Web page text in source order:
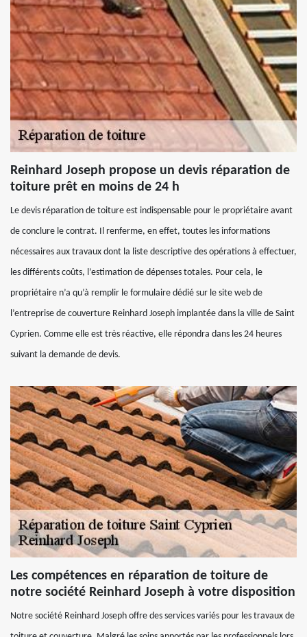
Reinhard Joseph propose un devis réparation de
toiture prêt en moins de 24 h
Le devis réparation de toiture est indispensable pour le propriétaire avant
de conclure le contrat. Il renferme, en effet, toutes les informations
nécessaires aux travaux dont la liste descriptive des opérations à effectuer,
les différents coûts, l’estimation de dépenses totales. Pour cela, le
propriétaire n’a qu’à remplir le formulaire dédié sur le site web de
l’entreprise de couverture Reinhard Joseph implantée dans la ville de Saint
Cyprien. Comme elle est très réactive, elle répondra dans les 24 heures
suivant la demande de devis.
Les compétences en réparation de toiture de
notre société Reinhard Joseph à votre disposition
Notre société Reinhard Joseph offre des services variés pour les travaux de